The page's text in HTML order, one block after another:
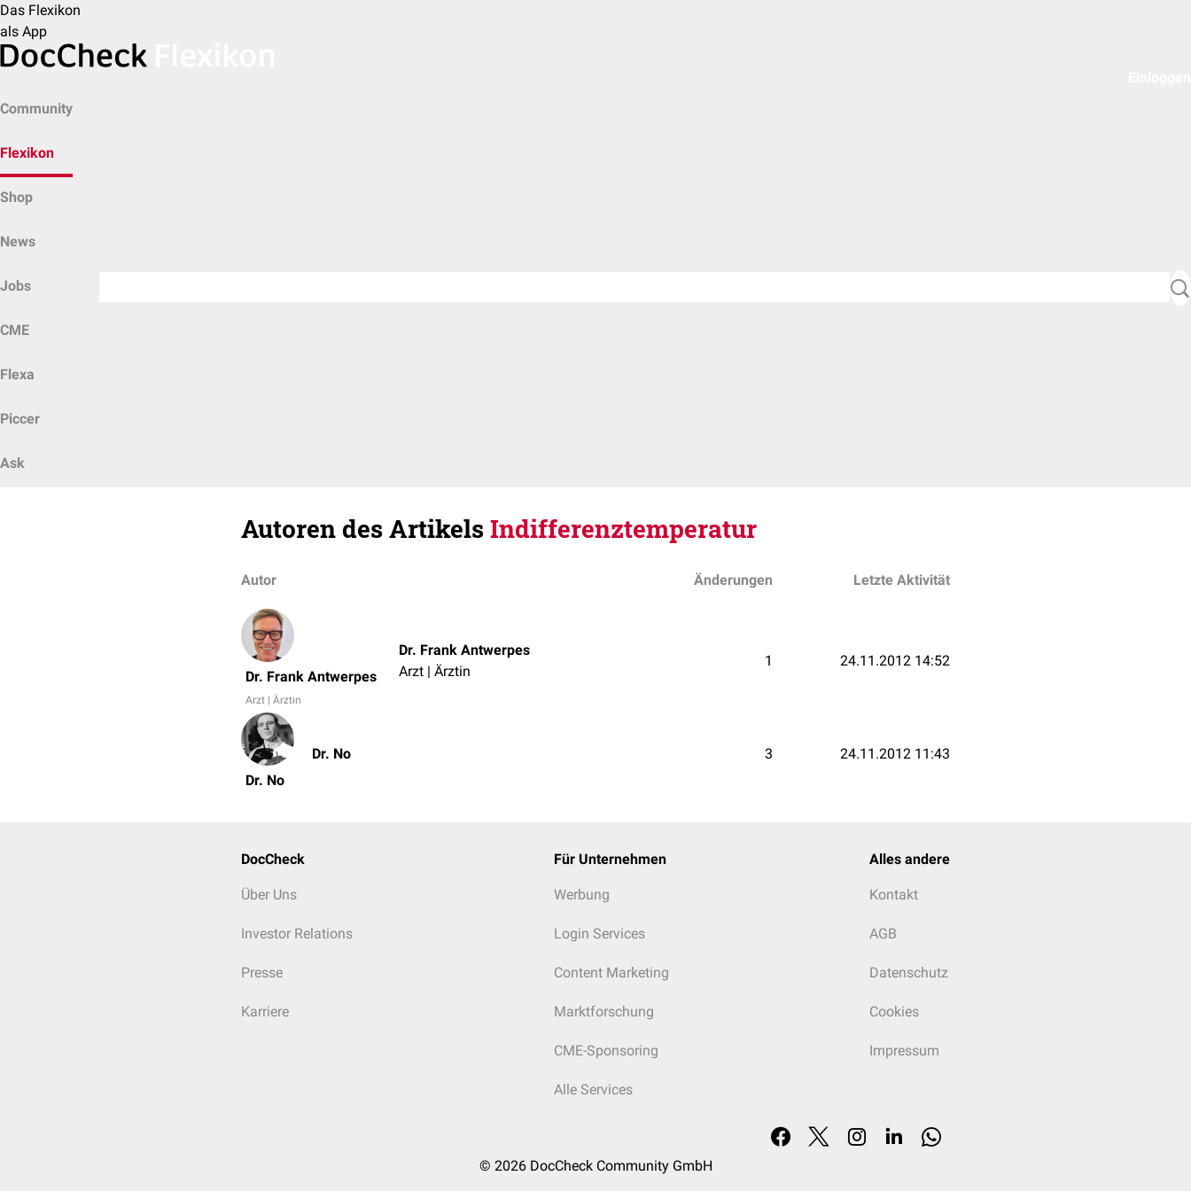
Das Flexikon
als App
Community
Flexikon
Shop
News
Jobs
CME
Flexa
Piccer
Ask
Autoren des ArtikelsIndifferenztemperatur
Autor Änderungen Letzte Aktivität
Dr. Frank Antwerpes
Arzt | Ärztin
Dr. Frank Antwerpes
Arzt | Ärztin
1 24.11.2012 14:52
Dr. No
Dr. No 3 24.11.2012 11:43
DocCheck
Über Uns
Investor Relations
Presse
Karriere
Für Unternehmen
Werbung
Login Services
Content Marketing
Marktforschung
CME-Sponsoring
Alle Services
Alles andere
Kontakt
AGB
Datenschutz
Cookies
Impressum
© 2026 DocCheck Community GmbH